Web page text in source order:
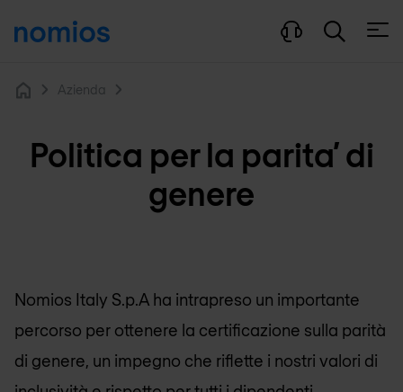
Apri
Azienda
Politica per la parita’ di
genere
Nomios Italy S.p.A ha intrapreso un importante
percorso per ottenere la certificazione sulla parità
di genere, un impegno che riflette i nostri valori di